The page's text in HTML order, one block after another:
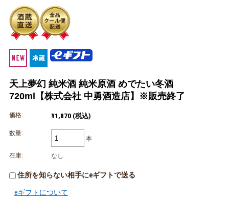
天上夢幻 純米酒 純米原酒 めでたい冬酒
720ml【株式会社 中勇酒造店】※販売終了
価格: ¥1,870 (税込)
数量:
本
在庫: なし
住所を知らない相手にeギフトで送る
eギフトについて